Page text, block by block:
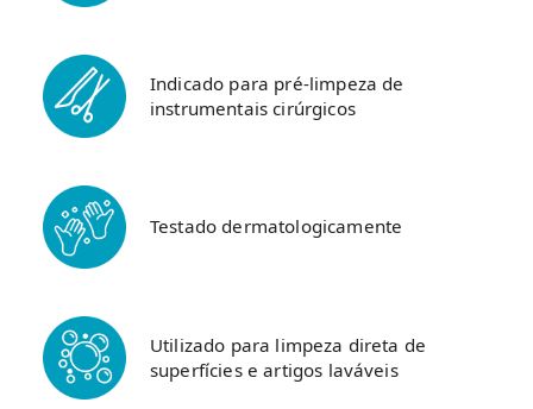
Indicado para pré-limpeza de
instrumentais cirúrgicos
Testado dermatologicamente
Utilizado para limpeza direta de
superfícies e artigos laváveis